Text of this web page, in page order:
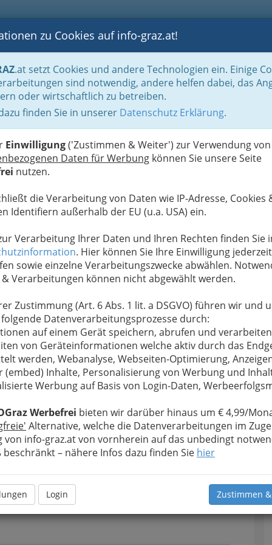
BLOGS FOTOS GASTRONOMIE BRANCHEN
zu Cookies auf info-graz.at!
.at setzt Cookies und andere Technologien ein. Einige
sind notwendig, andere helfen dabei, das
oder wirtschaftlich zu betreiben.
finden Sie in unserer Datenschutz Erklärung.
Einwilligung('Zustimmen & Weiter') zur Verwendung von
Daten für Werbung können Sie unsere Seite
nutzen.
die Verarbeitung von Daten wie IP-Adresse, Cookies
Identifiern außerhalb der EU (u.a. USA) ein.
Verarbeitung Ihrer Daten und Ihren Rechten finden Sie
. Hier können Sie Ihre Einwilligung jederzeit
sowie einzelne Verarbeitungszwecke abwählen.
& Verarbeitungen können nicht abgewählt werden.
Zustimmung (Art. 6 Abs. 1 lit. a DSGVO) führen wir und
Datenverarbeitungsprozesse durch:
auf einem Gerät speichern, abrufen und
von Geräteinformationen welche aktiv durch das
werden, Webanalyse, Webseiten-Optimierung,
(embed) Inhalte, Personalisierung von Werbung und
Werbung auf Basis von Login-Daten,
Werbefrei bieten wir darüber hinaus um € 4,99/
Alternative, welche die Datenverarbeitungen im
von info-graz.at von vornherein auf das unbedingt
beschränkt – nähere Infos dazu finden Sie hier
Login Zustimmen
in Graz Dinge des täglichen Lebens Naturprodukte Graz und
/ Blumenbinderin
Graz Umgebung
.
Festen
zu
bis
Mehr
in
zu